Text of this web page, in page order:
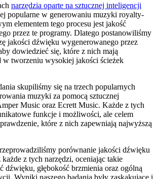
narzędzia oparte na sztucznej inteligencji
popularne w generowaniu muzyki royalty-
elementem tego procesu jest jakość
przez te programy. Dlatego postanowiliśmy
jakości dźwięku wygenerowanego przez
dowiedzieć się, które z nich mają
w tworzeniu wysokiej jakości ścieżek
skupiliśmy się na trzech popularnych
muzyki za pomocą sztucznej
Music oraz Ecrett Music. Każde z tych
funkcje i możliwości, ale celem
które z nich zapewniają najwyższą
porównanie jakości dźwięku
każde z tych narzędzi, oceniając takie
dźwięku, głębokość brzmienia oraz ogólną
Wyniki naszego badania były zaskakujące i